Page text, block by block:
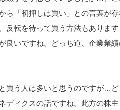
ら「初押しは買い」との言葉が存
反転を待って買う方法もあります
良いですね。どっち道、企業業績
買う人は多いと思うのですが…ど
ディクスの話ですね。此方の株主